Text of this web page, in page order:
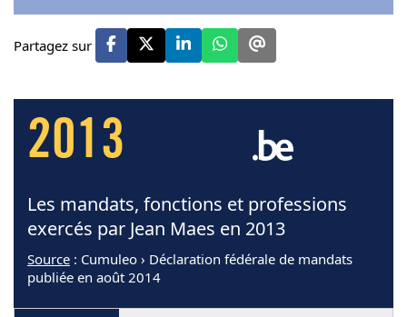
Partagez sur
2013
Les mandats, fonctions et professions
exercés par Jean Maes en 2013
Source : Cumuleo › Déclaration fédérale de mandats
publiée en août 2014